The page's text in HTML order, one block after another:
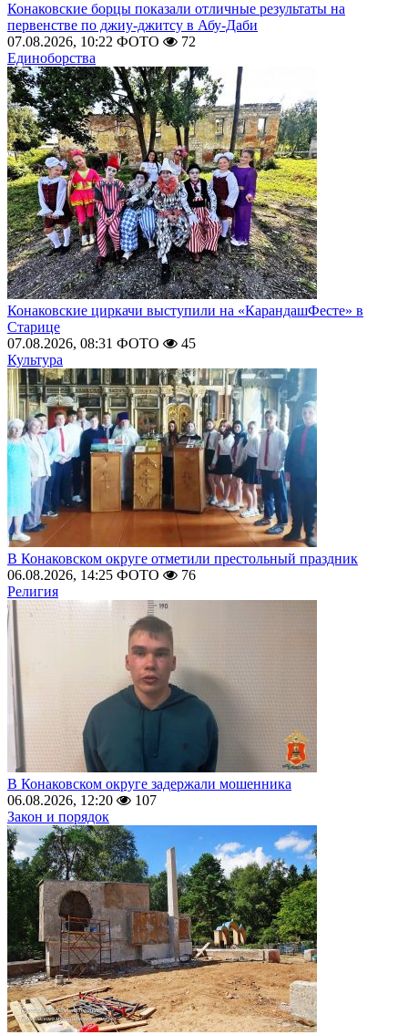
Конаковские борцы показали отличные результаты на
первенстве по джиу-джитсу в Абу-Даби
07.08.2026, 10:22 ФОТО
72
Единоборства
Конаковские циркачи выступили на «КарандашФесте» в
Старице
07.08.2026, 08:31 ФОТО
45
Культура
В Конаковском округе отметили престольный праздник
06.08.2026, 14:25 ФОТО
76
Религия
В Конаковском округе задержали мошенника
06.08.2026, 12:20
107
Закон и порядок